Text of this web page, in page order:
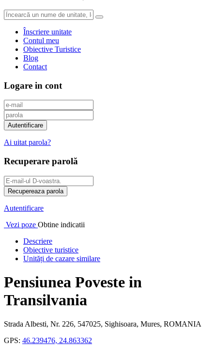
Înscriere unitate
Contul meu
Obiective Turistice
Blog
Contact
Logare in cont
Ai uitat parola?
Recuperare parolă
Autentificare
Vezi poze Obtine indicatii
Descriere
Obiective turistice
Unități de cazare similare
Pensiunea Poveste in
Transilvania
Strada Albesti, Nr. 226, 547025, Sighisoara, Mures, ROMANIA
GPS: 46.239476, 24.863362